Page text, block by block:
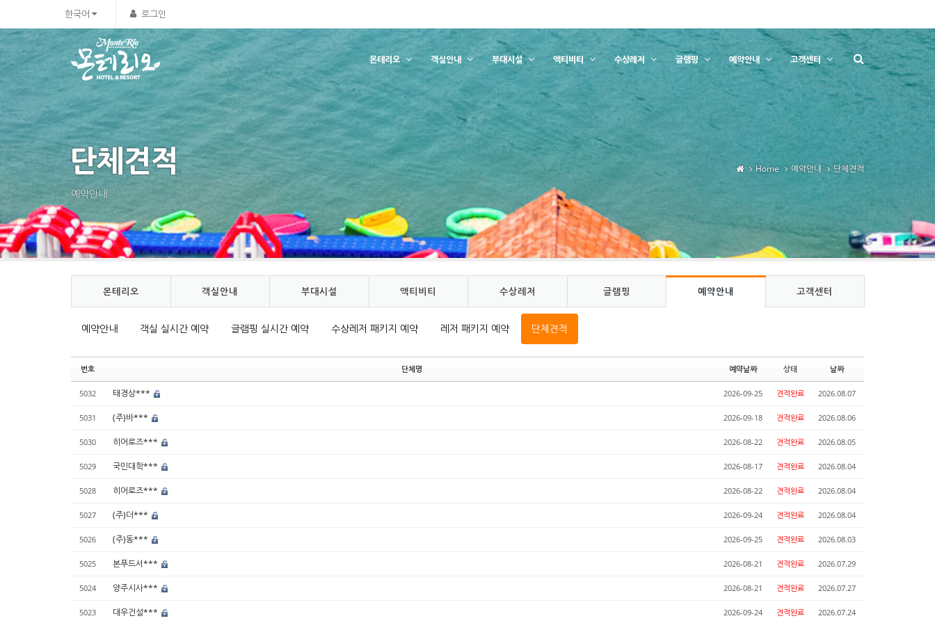
한국어 로그인
몬테리오 객실안내 부대시설 액티비티 수상레저 글램핑 예약안내 고객센터
단체견적
예약안내
Home 예약안내 단체견적
몬테리오 객실안내 부대시설 액티비티 수상레저 글램핑 예약안내 고객센터
예약안내 객실 실시간 예약 글램핑 실시간 예약 수상레저 패키지 예약 레저 패키지 예약 단체견적
번호 단체명 예약날짜 상태 날짜
5032 태경상*** 2026-09-25 견적완료 2026.08.07
5031 (주)바*** 2026-09-18 견적완료 2026.08.06
5030 히어로즈*** 2026-08-22 견적완료 2026.08.05
5029 국민대학*** 2026-08-17 견적완료 2026.08.04
5028 히어로즈*** 2026-08-22 견적완료 2026.08.04
5027 (주)더*** 2026-09-24 견적완료 2026.08.04
5026 (주)동*** 2026-09-25 견적완료 2026.08.03
5025 본푸드서*** 2026-08-21 견적완료 2026.07.29
5024 양주시사*** 2026-08-21 견적완료 2026.07.27
5023 대우건설*** 2026-09-24 견적완료 2026.07.24
Sketchbook5, 스케치북5